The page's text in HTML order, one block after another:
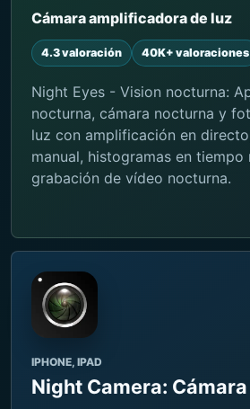
Cámara amplificadora de luz
4.3 valoración 40K+ valoraciones
Night Eyes - Vision nocturna:
nocturna, cámara nocturna y
luz con amplificación en
manual, histogramas en
grabación de vídeo nocturna.
IPHONE, IPAD
Night Camera: